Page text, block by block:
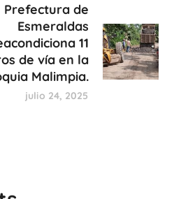
Prefectura de
Esmeraldas
11
de vía en la
Malimpia.
julio 24, 2025